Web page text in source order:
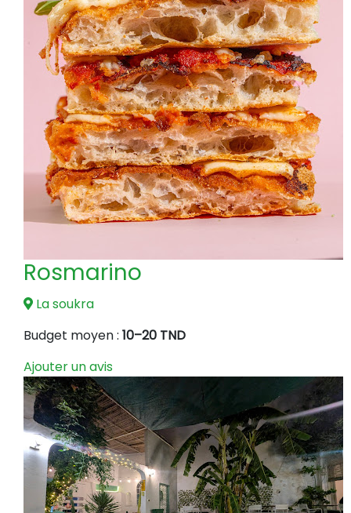
Rosmarino
La soukra
Budget moyen : 10–20 TND
Ajouter un avis